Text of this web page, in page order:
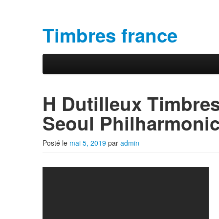
Timbres france
Menu principal
H Dutilleux
Seoul
Posté le mai 5, 2019 par admin